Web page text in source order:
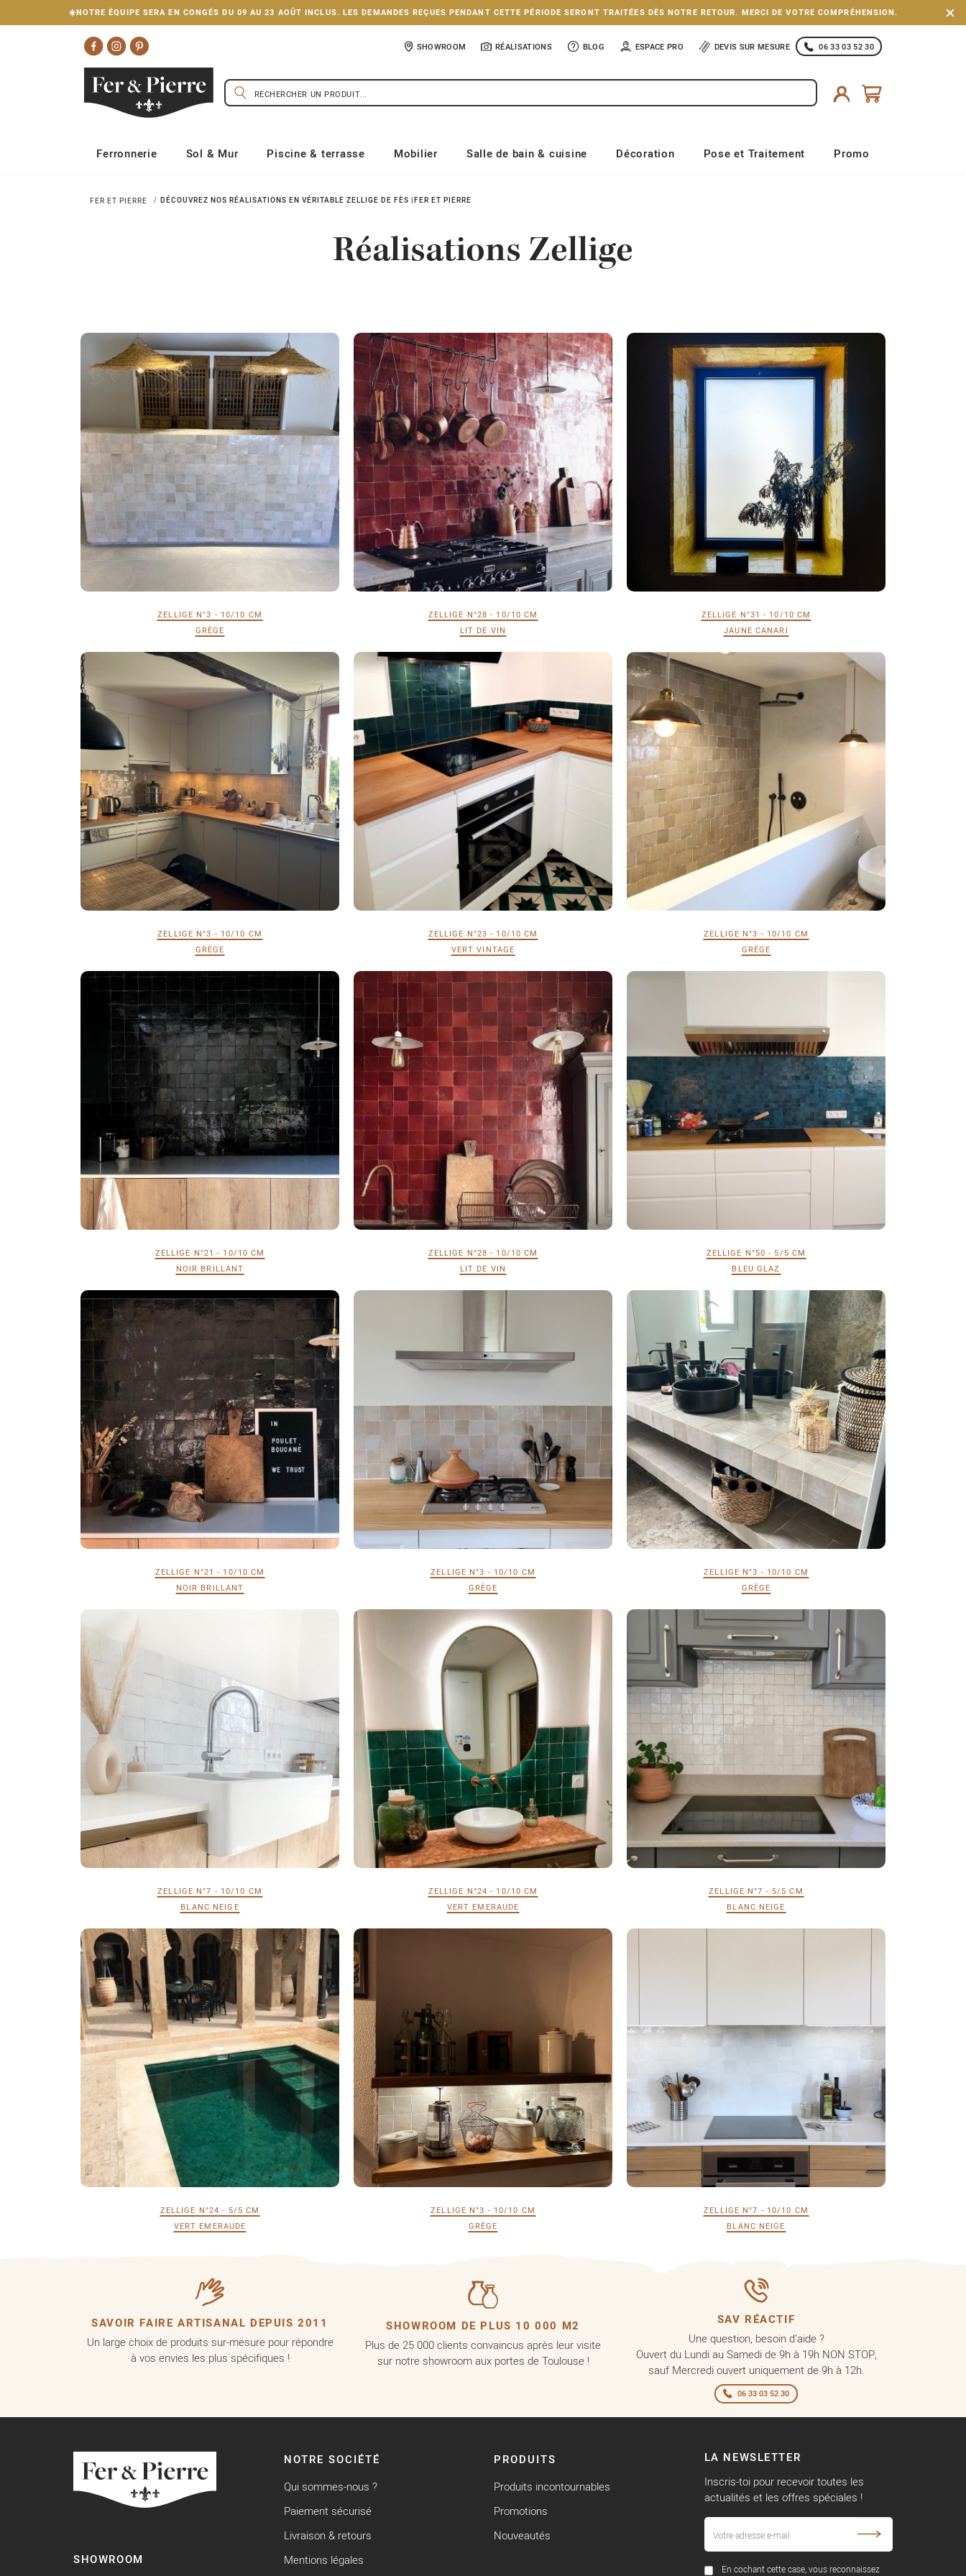
☀️NOTRE ÉQUIPE SERA EN CONGÉS DU 09 AU 23 AOÛT INCLUS. LES DEMANDES REÇUES PENDANT CETTE PÉRIODE SERONT TRAITÉES DÈS NOTRE RETOUR. MERCI DE VOTRE COMPRÉHENSION.
SHOWROOM RÉALISATIONS BLOG ESPACE PRO DEVIS SUR MESURE 06 33 03 52 30
Ferronnerie Sol & Mur Piscine & terrasse Mobilier Salle de bain & cuisine Décoration Pose et Traitement Promo
FER ET PIERRE DÉCOUVREZ NOS RÉALISATIONS EN VÉRITABLE ZELLIGE DE FÈS |FER ET PIERRE
Réalisations Zellige
ZELLIGE N°3 - 10/10 CM
GRÈGE
ZELLIGE N°28 - 10/10 CM
LIT DE VIN
ZELLIGE N°31 - 10/10 CM
JAUNE CANARI
ZELLIGE N°3 - 10/10 CM
GRÈGE
ZELLIGE N°23 - 10/10 CM
VERT VINTAGE
ZELLIGE N°3 - 10/10 CM
GRÈGE
ZELLIGE N°21 - 10/10 CM
NOIR BRILLANT
ZELLIGE N°28 - 10/10 CM
LIT DE VIN
ZELLIGE N°50 - 5/5 CM
BLEU GLAZ
ZELLIGE N°21 - 10/10 CM
NOIR BRILLANT
ZELLIGE N°3 - 10/10 CM
GRÈGE
ZELLIGE N°3 - 10/10 CM
GRÈGE
ZELLIGE N°7 - 10/10 CM
BLANC NEIGE
ZELLIGE N°24 - 10/10 CM
VERT EMERAUDE
ZELLIGE N°7 - 5/5 CM
BLANC NEIGE
ZELLIGE N°24 - 5/5 CM
VERT EMERAUDE
ZELLIGE N°3 - 10/10 CM
GRÈGE
ZELLIGE N°7 - 10/10 CM
BLANC NEIGE
SAVOIR FAIRE ARTISANAL DEPUIS 2011
Un large choix de produits sur-mesure pour répondre
à vos envies les plus spécifiques !
SHOWROOM DE PLUS 10 000 M2
Plus de 25 000 clients convaincus après leur visite
sur notre showroom aux portes de Toulouse !
SAV RÉACTIF
Une question, besoin d’aide ?
Ouvert du Lundi au Samedi de 9h à 19h NON STOP,
sauf Mercredi ouvert uniquement de 9h à 12h.
06 33 03 52 30
SHOWROOM
NOTRE SOCIÉTÉ
Qui sommes-nous ?
Paiement sécurisé
Livraison & retours
Mentions légales
PRODUITS
Produits incontournables
Promotions
Nouveautés
LA NEWSLETTER
Inscris-toi pour recevoir toutes les
actualités et les offres spéciales !
En cochant cette case, vous reconnaissez